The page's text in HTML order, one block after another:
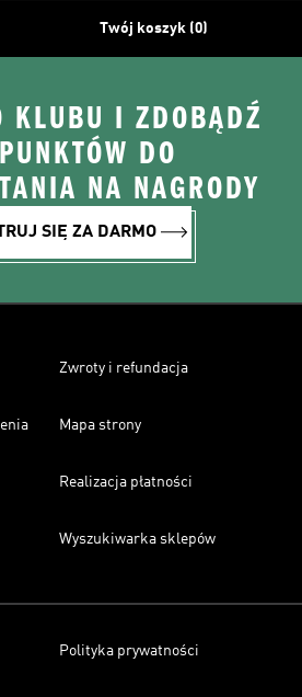
Twój koszyk (0)
KLUBU I ZDOBĄDŹ
DO
NA NAGRODY
SIĘ ZA DARMO
Zwroty i refundacja
Mapa strony
Realizacja płatności
Wyszukiwarka sklepów
Polityka prywatności